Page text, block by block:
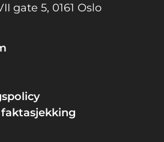
gate 5, 0161 Oslo